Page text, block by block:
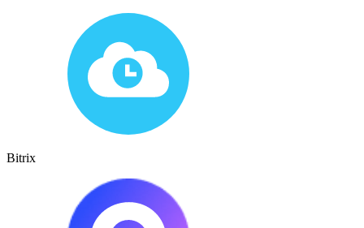
Bitrix